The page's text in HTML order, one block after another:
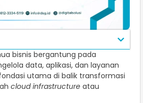
bisnis bergantung pada
data, aplikasi, dan layanan
utama di balik transformasi
cloud infrastructure atau